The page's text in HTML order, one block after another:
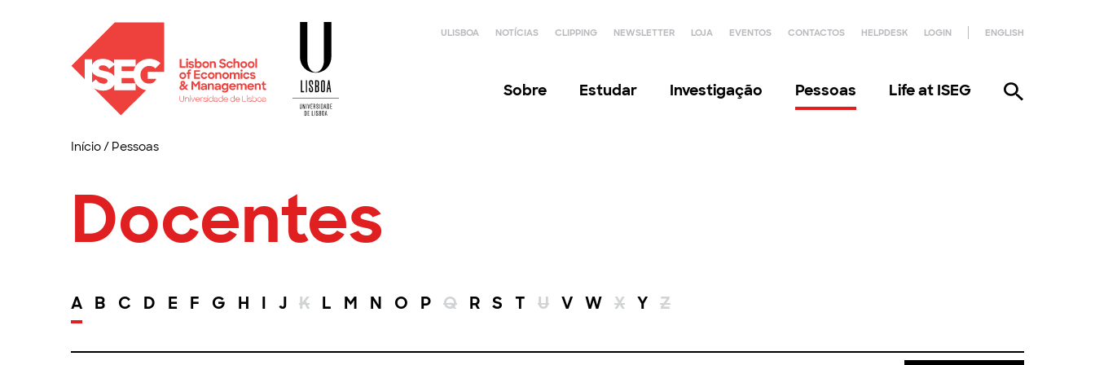
ULISBOA NOTÍCIAS CLIPPING NEWSLETTER LOJA EVENTOS CONTACTOS HELPDESK LOGIN ENGLISH
Sobre Estudar Investigação Pessoas Life at ISEG
Início/ Pessoas
Docentes
A B C D E F G H I J K L M N O P Q R S T U V W X Y Z